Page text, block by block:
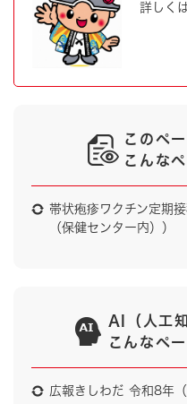
詳しく
このペ
こんな
帯状疱疹ワクチン定期
（保健センター内））
AI（人工
こんなペ
広報きしわだ 令和8年